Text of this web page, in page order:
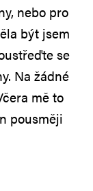
nebo pro
být jsem
se
Na žádné
mě to
pousměji